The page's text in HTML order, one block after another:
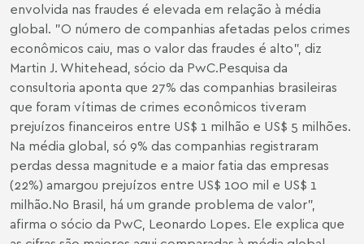
envolvida nas fraudes é elevada em relação à média
global. "O número de companhias afetadas pelos crimes
econômicos caiu, mas o valor das fraudes é alto", diz
Martin J. Whitehead, sócio da PwC.Pesquisa da
consultoria aponta que 27% das companhias brasileiras
que foram vítimas de crimes econômicos tiveram
prejuízos financeiros entre US$ 1 milhão e US$ 5 milhões.
Na média global, só 9% das companhias registraram
perdas dessa magnitude e a maior fatia das empresas
(22%) amargou prejuízos entre US$ 100 mil e US$ 1
milhão.No Brasil, há um grande problema de valor",
afirma o sócio da PwC, Leonardo Lopes. Ele explica que